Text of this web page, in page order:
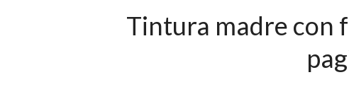
Tintura madre con